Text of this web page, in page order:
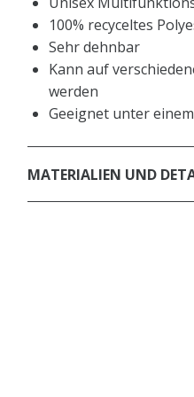
100% recyceltes
Sehr dehnbar
Kann auf
werden
Geeignet unter
MATERIALIEN UND